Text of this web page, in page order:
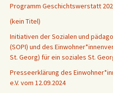
Programm Geschichtswerstatt
(kein Titel)
Initiativen der Sozialen und
(SOPI) und des
St. Georg) für ein soziales St.
Presseerklärung des
e.V. vom 12.09.2024